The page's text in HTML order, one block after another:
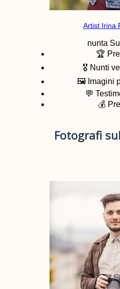
Artist Irina
nunta
🏆
🎖️ Nunti
🖼️ Imagini
💬
💰
Fotografi